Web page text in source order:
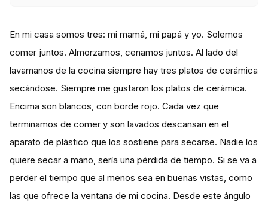
En mi casa somos tres: mi mamá, mi papá y yo. Solemos
comer juntos. Almorzamos, cenamos juntos. Al lado del
lavamanos de la cocina siempre hay tres platos de cerámica
secándose. Siempre me gustaron los platos de cerámica.
Encima son blancos, con borde rojo. Cada vez que
terminamos de comer y son lavados descansan en el
aparato de plástico que los sostiene para secarse. Nadie los
quiere secar a mano, sería una pérdida de tiempo. Si se va a
perder el tiempo que al menos sea en buenas vistas, como
las que ofrece la ventana de mi cocina. Desde este ángulo